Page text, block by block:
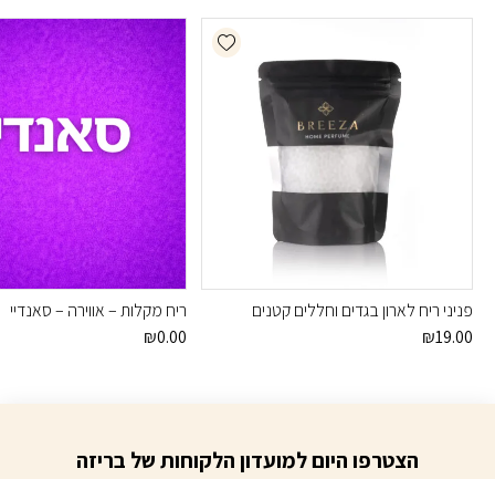
Add wishlist
פניני ריח לארון בגדים וחללים קטנים
₪19.00
ריח מקלות – אווירה – סאנדיי
₪0.00
הצטרפו היום למועדון הלקוחות של בריזה